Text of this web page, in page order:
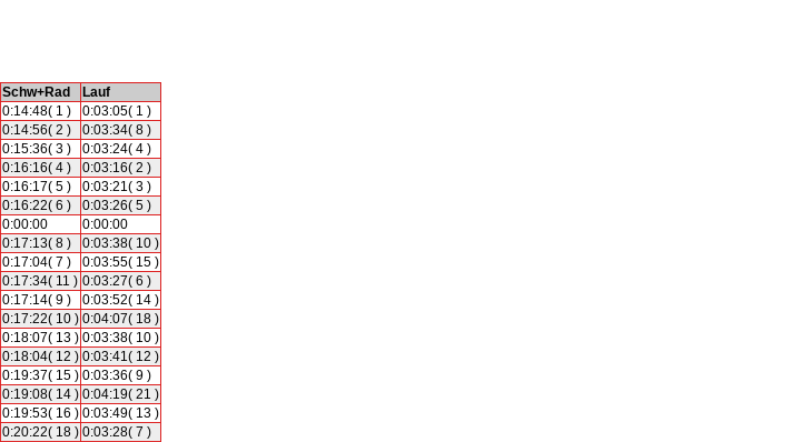
Schw+Rad
Lauf
0:14:48( 1 )
0:03:05( 1 )
0:14:56( 2 )
0:03:34( 8 )
0:15:36( 3 )
0:03:24( 4 )
0:16:16( 4 )
0:03:16( 2 )
0:16:17( 5 )
0:03:21( 3 )
0:16:22( 6 )
0:03:26( 5 )
0:00:00
0:00:00
0:17:13( 8 )
0:03:38( 10 )
0:17:04( 7 )
0:03:55( 15 )
0:17:34( 11 ) 0:03:27( 6 )
0:17:14( 9 )
0:03:52( 14 )
0:17:22( 10 ) 0:04:07( 18 )
0:18:07( 13 ) 0:03:38( 10 )
0:18:04( 12 ) 0:03:41( 12 )
0:19:37( 15 ) 0:03:36( 9 )
0:19:08( 14 ) 0:04:19( 21 )
0:19:53( 16 ) 0:03:49( 13 )
0:20:22( 18 ) 0:03:28( 7 )